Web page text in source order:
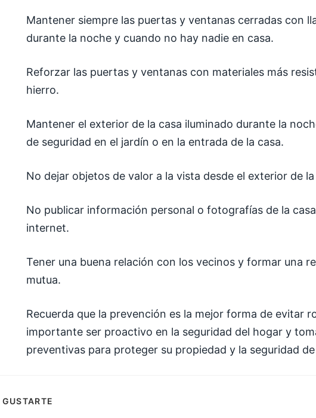
Mantener siempre las puertas y ventanas cerradas con
durante la noche y cuando no hay nadie en casa.
Reforzar las puertas y ventanas con materiales más
hierro.
Mantener el exterior de la casa iluminado durante la
de seguridad en el jardín o en la entrada de la casa.
No dejar objetos de valor a la vista desde el exterior de la
No publicar información personal o fotografías de la
internet.
Tener una buena relación con los vecinos y formar una
mutua.
Recuerda que la prevención es la mejor forma de evitar
importante ser proactivo en la seguridad del hogar y
preventivas para proteger su propiedad y la seguridad